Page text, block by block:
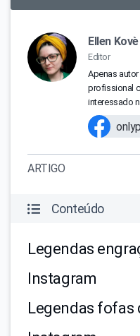
Ellen Kovè
Editor
Apenas
profissional
interessado
ARTIGO
Conteúdo
Legendas
Instagram
Legendas fofas